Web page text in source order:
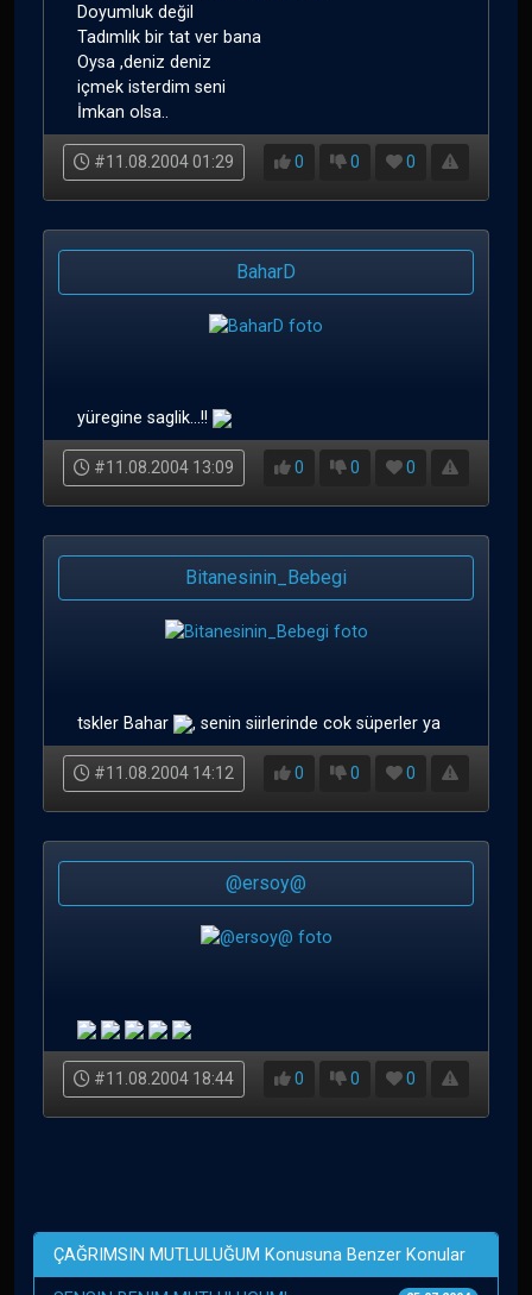
Doyumluk değil
Tadımlık bir tat ver bana
Oysa ,deniz deniz
içmek isterdim seni
İmkan olsa..
#11.08.2004 01:29 0 0 0
BaharD
yüregine saglik...!!
#11.08.2004 13:09 0 0 0
Bitanesinin_Bebegi
tskler Bahar , senin siirlerinde cok süperler ya
#11.08.2004 14:12 0 0 0
@ersoy@
#11.08.2004 18:44 0 0 0
ÇAĞRIMSIN MUTLULUĞUM Konusuna Benzer Konular